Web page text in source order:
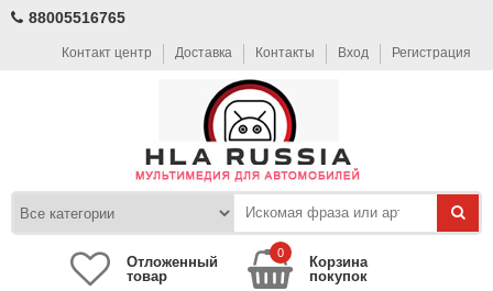
88005516765
Контакт центр Доставка Контакты Вход Регистрация
Отложенный
товар
0
Корзина
покупок